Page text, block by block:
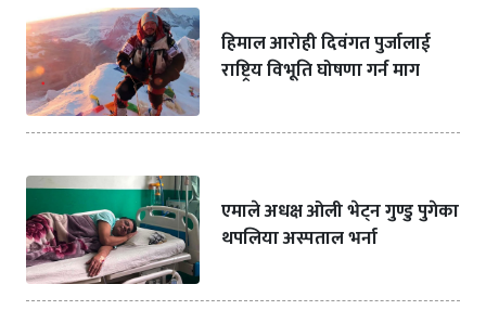
हिमाल आरोही दिवंगत पुर्जालाई
राष्ट्रिय विभूति घोषणा गर्न माग
एमाले अधक्ष ओली भेट्न गुण्डु पुगेका
थपलिया अस्पताल भर्ना